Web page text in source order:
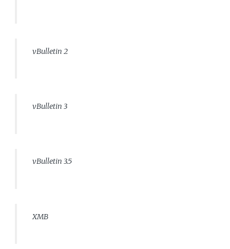
vBulletin 2
vBulletin 3
vBulletin 3.5
XMB